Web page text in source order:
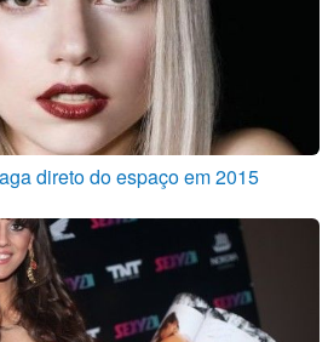
direto do espaço em 2015